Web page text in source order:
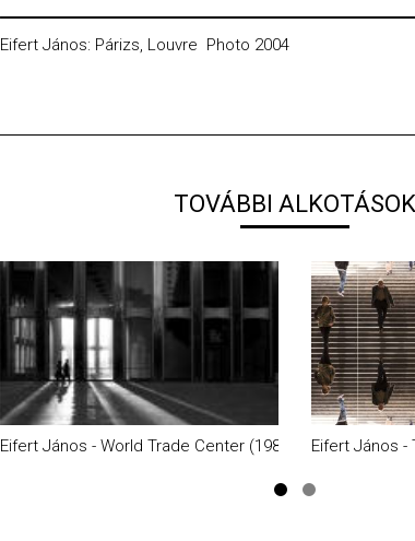
Eifert János: Párizs, Louvre Photo 2004
TOVÁBBI ALKOTÁSOK
Eifert János - World Trade Center (1985) Eifert János -